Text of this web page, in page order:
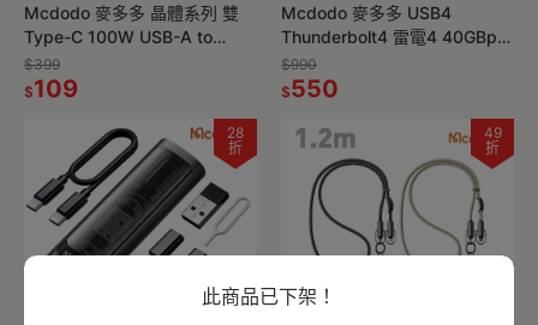
此商品已下架！
Mcdodo 麥多多 晶體系列 雙
Type-C 100W USB-A to
Type-C 6A 透明數據充電線 快
充線
$399
$109
Mcdodo 麥多多 USB4
Thunderbolt4 雷電4 40GBps
8K 240w 雙Type-C充電線
$990
$550
28
折
49
折